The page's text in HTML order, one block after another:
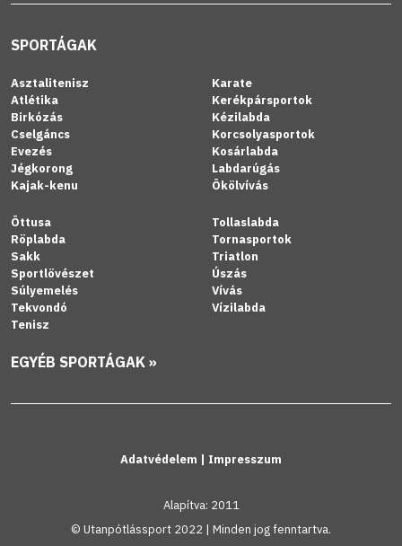
SPORTÁGAK
Asztalitenisz
Atlétika
Birkózás
Cselgáncs
Evezés
Jégkorong
Kajak-kenu
Karate
Kerékpársportok
Kézilabda
Korcsolyasportok
Kosárlabda
Labdarúgás
Ökölvívás
Öttusa
Röplabda
Sakk
Sportlövészet
Súlyemelés
Tekvondó
Tenisz
Tollaslabda
Tornasportok
Triatlon
Úszás
Vívás
Vízilabda
EGYÉB SPORTÁGAK »
Adatvédelem | Impresszum
Alapítva: 2011
© Utanpótlássport 2022 | Minden jog fenntartva.